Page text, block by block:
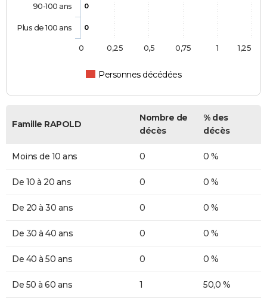
0
0
Personnes décédées
90-100 ans
Plus de 100 ans
0 1
0,25 0,5 0,75 1,25
Famille RAPOLD
Nombre de
décès
% des
décès
Moins de 10 ans 0 0 %
De 10 à 20 ans 0 0 %
De 20 à 30 ans 0 0 %
De 30 à 40 ans 0 0 %
De 40 à 50 ans 0 0 %
De 50 à 60 ans 1 50,0 %